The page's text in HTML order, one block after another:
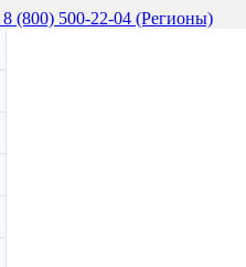
8 (800) 500-22-04 (Регионы)